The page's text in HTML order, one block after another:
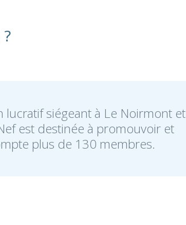
lucratif siégeant à Le Noirmont et
est destinée à promouvoir et
plus de 130 membres.